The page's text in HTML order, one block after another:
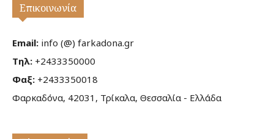
Επικοινωνία
Email: info (@) farkadona.gr
Τηλ: +2433350000
Φαξ: +2433350018
Φαρκαδόνα, 42031, Τρίκαλα, Θεσσαλία - Ελλάδα